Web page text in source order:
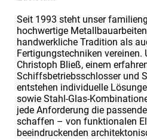
Seit 1993 steht unser
hochwertige
handwerkliche Tradition als
Fertigungstechniken vereinen.
Christoph Bließ, einem
Schiffsbetriebsschlosser und
entstehen individuelle
sowie Stahl-Glas-
jede Anforderung die
schaffen – von funktionalen
beeindruckenden